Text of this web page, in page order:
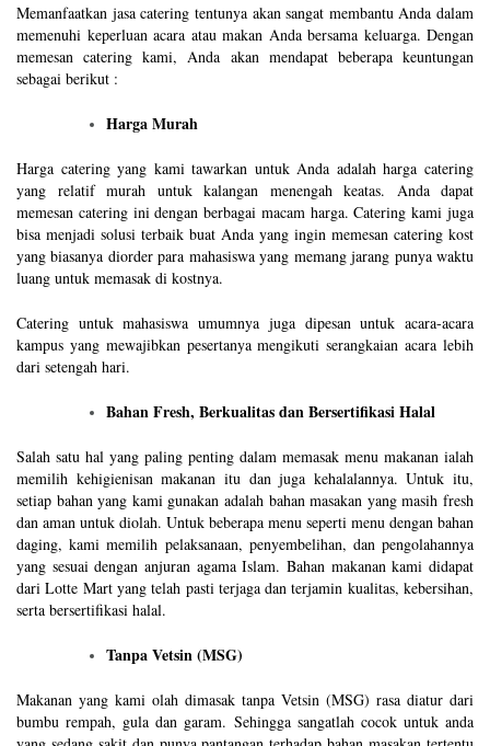
Memanfaatkan jasa catering tentunya akan sangat membantu Anda dalam
memenuhi keperluan acara atau makan Anda bersama keluarga. Dengan
memesan catering kami, Anda akan mendapat beberapa keuntungan
sebagai berikut :
Harga Murah
Harga catering yang kami tawarkan untuk Anda adalah harga catering
yang relatif murah untuk kalangan menengah keatas. Anda dapat
memesan catering ini dengan berbagai macam harga. Catering kami juga
bisa menjadi solusi terbaik buat Anda yang ingin memesan catering kost
yang biasanya diorder para mahasiswa yang memang jarang punya waktu
luang untuk memasak di kostnya.
Catering untuk mahasiswa umumnya juga dipesan untuk acara-acara
kampus yang mewajibkan pesertanya mengikuti serangkaian acara lebih
dari setengah hari.
Bahan Fresh, Berkualitas dan Bersertifikasi Halal
Salah satu hal yang paling penting dalam memasak menu makanan ialah
memilih kehigienisan makanan itu dan juga kehalalannya. Untuk itu,
setiap bahan yang kami gunakan adalah bahan masakan yang masih fresh
dan aman untuk diolah. Untuk beberapa menu seperti menu dengan bahan
daging, kami memilih pelaksanaan, penyembelihan, dan pengolahannya
yang sesuai dengan anjuran agama Islam. Bahan makanan kami didapat
dari Lotte Mart yang telah pasti terjaga dan terjamin kualitas, kebersihan,
serta bersertifikasi halal.
Tanpa Vetsin (MSG)
Makanan yang kami olah dimasak tanpa Vetsin (MSG) rasa diatur dari
bumbu rempah, gula dan garam. Sehingga sangatlah cocok untuk anda